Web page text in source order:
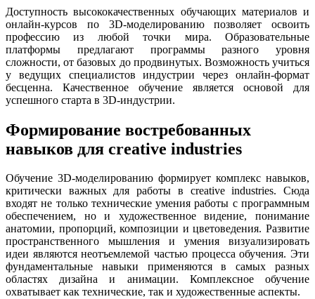
Доступность высококачественных обучающих материалов и
онлайн-курсов по 3D-моделированию позволяет освоить
профессию из любой точки мира. Образовательные
платформы предлагают программы разного уровня
сложности, от базовых до продвинутых. Возможность учиться
у ведущих специалистов индустрии через онлайн-формат
бесценна. Качественное обучение является основой для
успешного старта в 3D-индустрии.
Формирование востребованных
навыков для creative industries
Обучение 3D-моделированию формирует комплекс навыков,
критически важных для работы в creative industries. Сюда
входят не только технические умения работы с программным
обеспечением, но и художественное видение, понимание
анатомии, пропорций, композиции и цветоведения. Развитие
пространственного мышления и умения визуализировать
идеи являются неотъемлемой частью процесса обучения. Эти
фундаментальные навыки применяются в самых разных
областях дизайна и анимации. Комплексное обучение
охватывает как технические, так и художественные аспекты.